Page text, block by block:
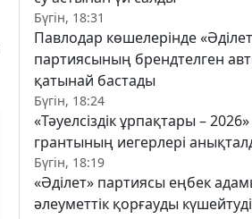
Бүгін, 18:31
Павлодар көшелерінде
партиясының брендтелген
қатынай бастады
Бүгін, 18:24
«Тәуелсіздік ұрпақтары – 2026»
грантының иегерлері
Бүгін, 18:19
«Әділет» партиясы еңбек
әлеуметтік қорғауды